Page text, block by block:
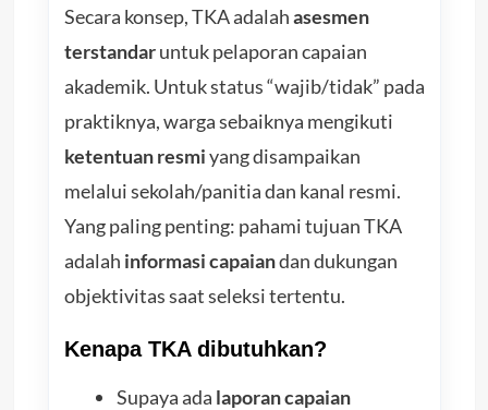
Secara konsep, TKA adalahasesmen
terstandaruntuk pelaporan capaian
akademik. Untuk status “wajib/tidak” pada
praktiknya, warga sebaiknya mengikuti
ketentuan resmiyang disampaikan
melalui sekolah/panitia dan kanal resmi.
Yang paling penting: pahami tujuan TKA
adalah informasi capaiandan dukungan
objektivitas saat seleksi tertentu.
Kenapa TKA dibutuhkan?
Supaya ada laporan capaian